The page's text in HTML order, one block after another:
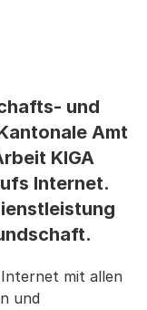
und
Amt
KIGA
Internet.
mit allen
und